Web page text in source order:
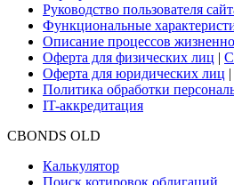
О нас
Безопасность проведения
Практика в Cbonds
Карьера в Cbonds
Руководство пользователя
Функциональные
Описание процессов
Оферта для юридических лиц
IT-аккредитация